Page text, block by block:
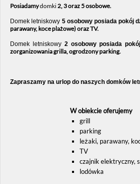
Posiadamydomki 2, 3 oraz 5 osobowe.
Domek letniskowy 5 osobowy posiada pokój
parawany, koce plażowe) oraz TV.
Domek letniskowy 2 osobowy posiada
zorganizowania grilla, ogrodzony parking.
Zapraszamy na urlop do naszych domków
W obiekcie oferujemy
grill
parking
leżaki, parawany,
TV
czajnik elektryczny,
lodówka